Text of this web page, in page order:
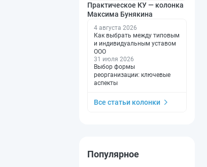
Практическое КУ — колонка
Максима Бунякина
4 августа 2026
Как выбрать между типовым
и индивидуальным уставом
ООО
31 июля 2026
Выбор формы
реорганизации: ключевые
аспекты
Все статьи колонки
Популярное